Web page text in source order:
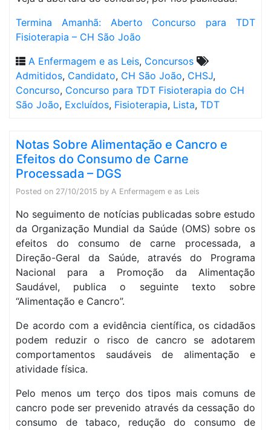
Termina Amanhã: Aberto Concurso para TDT
Fisioterapia – CH São João
A Enfermagem e as Leis, Concursos
Admitidos, Candidato, CH São João, CHSJ,
Concurso, Concurso para TDT Fisioterapia do CH
São João, Excluídos, Fisioterapia, Lista, TDT
Notas Sobre Alimentação e Cancro e
Efeitos do Consumo de Carne
Processada – DGS
Posted on 27/10/2015 by A Enfermagem e as Leis
No seguimento de notícias publicadas sobre estudo
da Organização Mundial da Saúde (OMS) sobre os
efeitos do consumo de carne processada, a
Direção-Geral da Saúde, através do Programa
Nacional para a Promoção da Alimentação
Saudável, publica o seguinte texto sobre
“Alimentação e Cancro”.
De acordo com a evidência científica, os cidadãos
podem reduzir o risco de cancro se adotarem
comportamentos saudáveis de alimentação e
atividade física.
Pelo menos um terço dos tipos mais comuns de
cancro pode ser prevenido através da cessação do
consumo de tabaco, redução do consumo de